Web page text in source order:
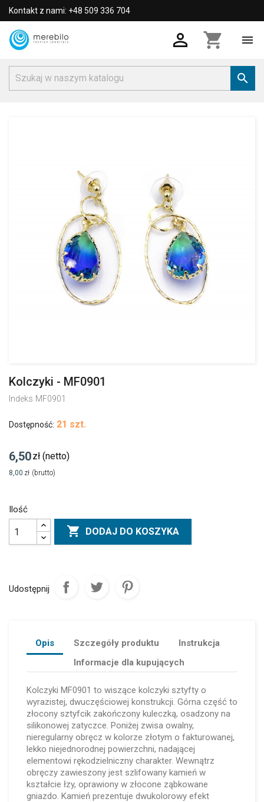
Kontakt z nami: +48 509 336 704
 shopping_cart 

Kolczyki - MF0901
Indeks MF0901
Dostępność: 21 szt.
6,50zł (netto)
8,00 zł (brutto)
Ilość
 DODAJ DO KOSZYKA
Udostępnij
Opis Szczegóły produktu
Instrukcja
Informacje dla kupujących
Kolczyki MF0901 to wiszące kolczyki sztyfty o
wyrazistej, dwuczęściowej konstrukcji. Górna część to
złocony sztyfcik zakończony kuleczką, osadzony na
silikonowej zatyczce. Poniżej zwisa owalny,
nieregularny obręcz w kolorze złotym o fakturowanej,
lekko niejednorodnej powierzchni, nadającej
elementowi rękodzielniczny charakter. Wewnątrz
obręczy zawieszony jest szlifowany kamień w
kształcie łzy, oprawiony w złocone ząbkowane
gniazdo. Kamień prezentuje dwukolorowy efekt